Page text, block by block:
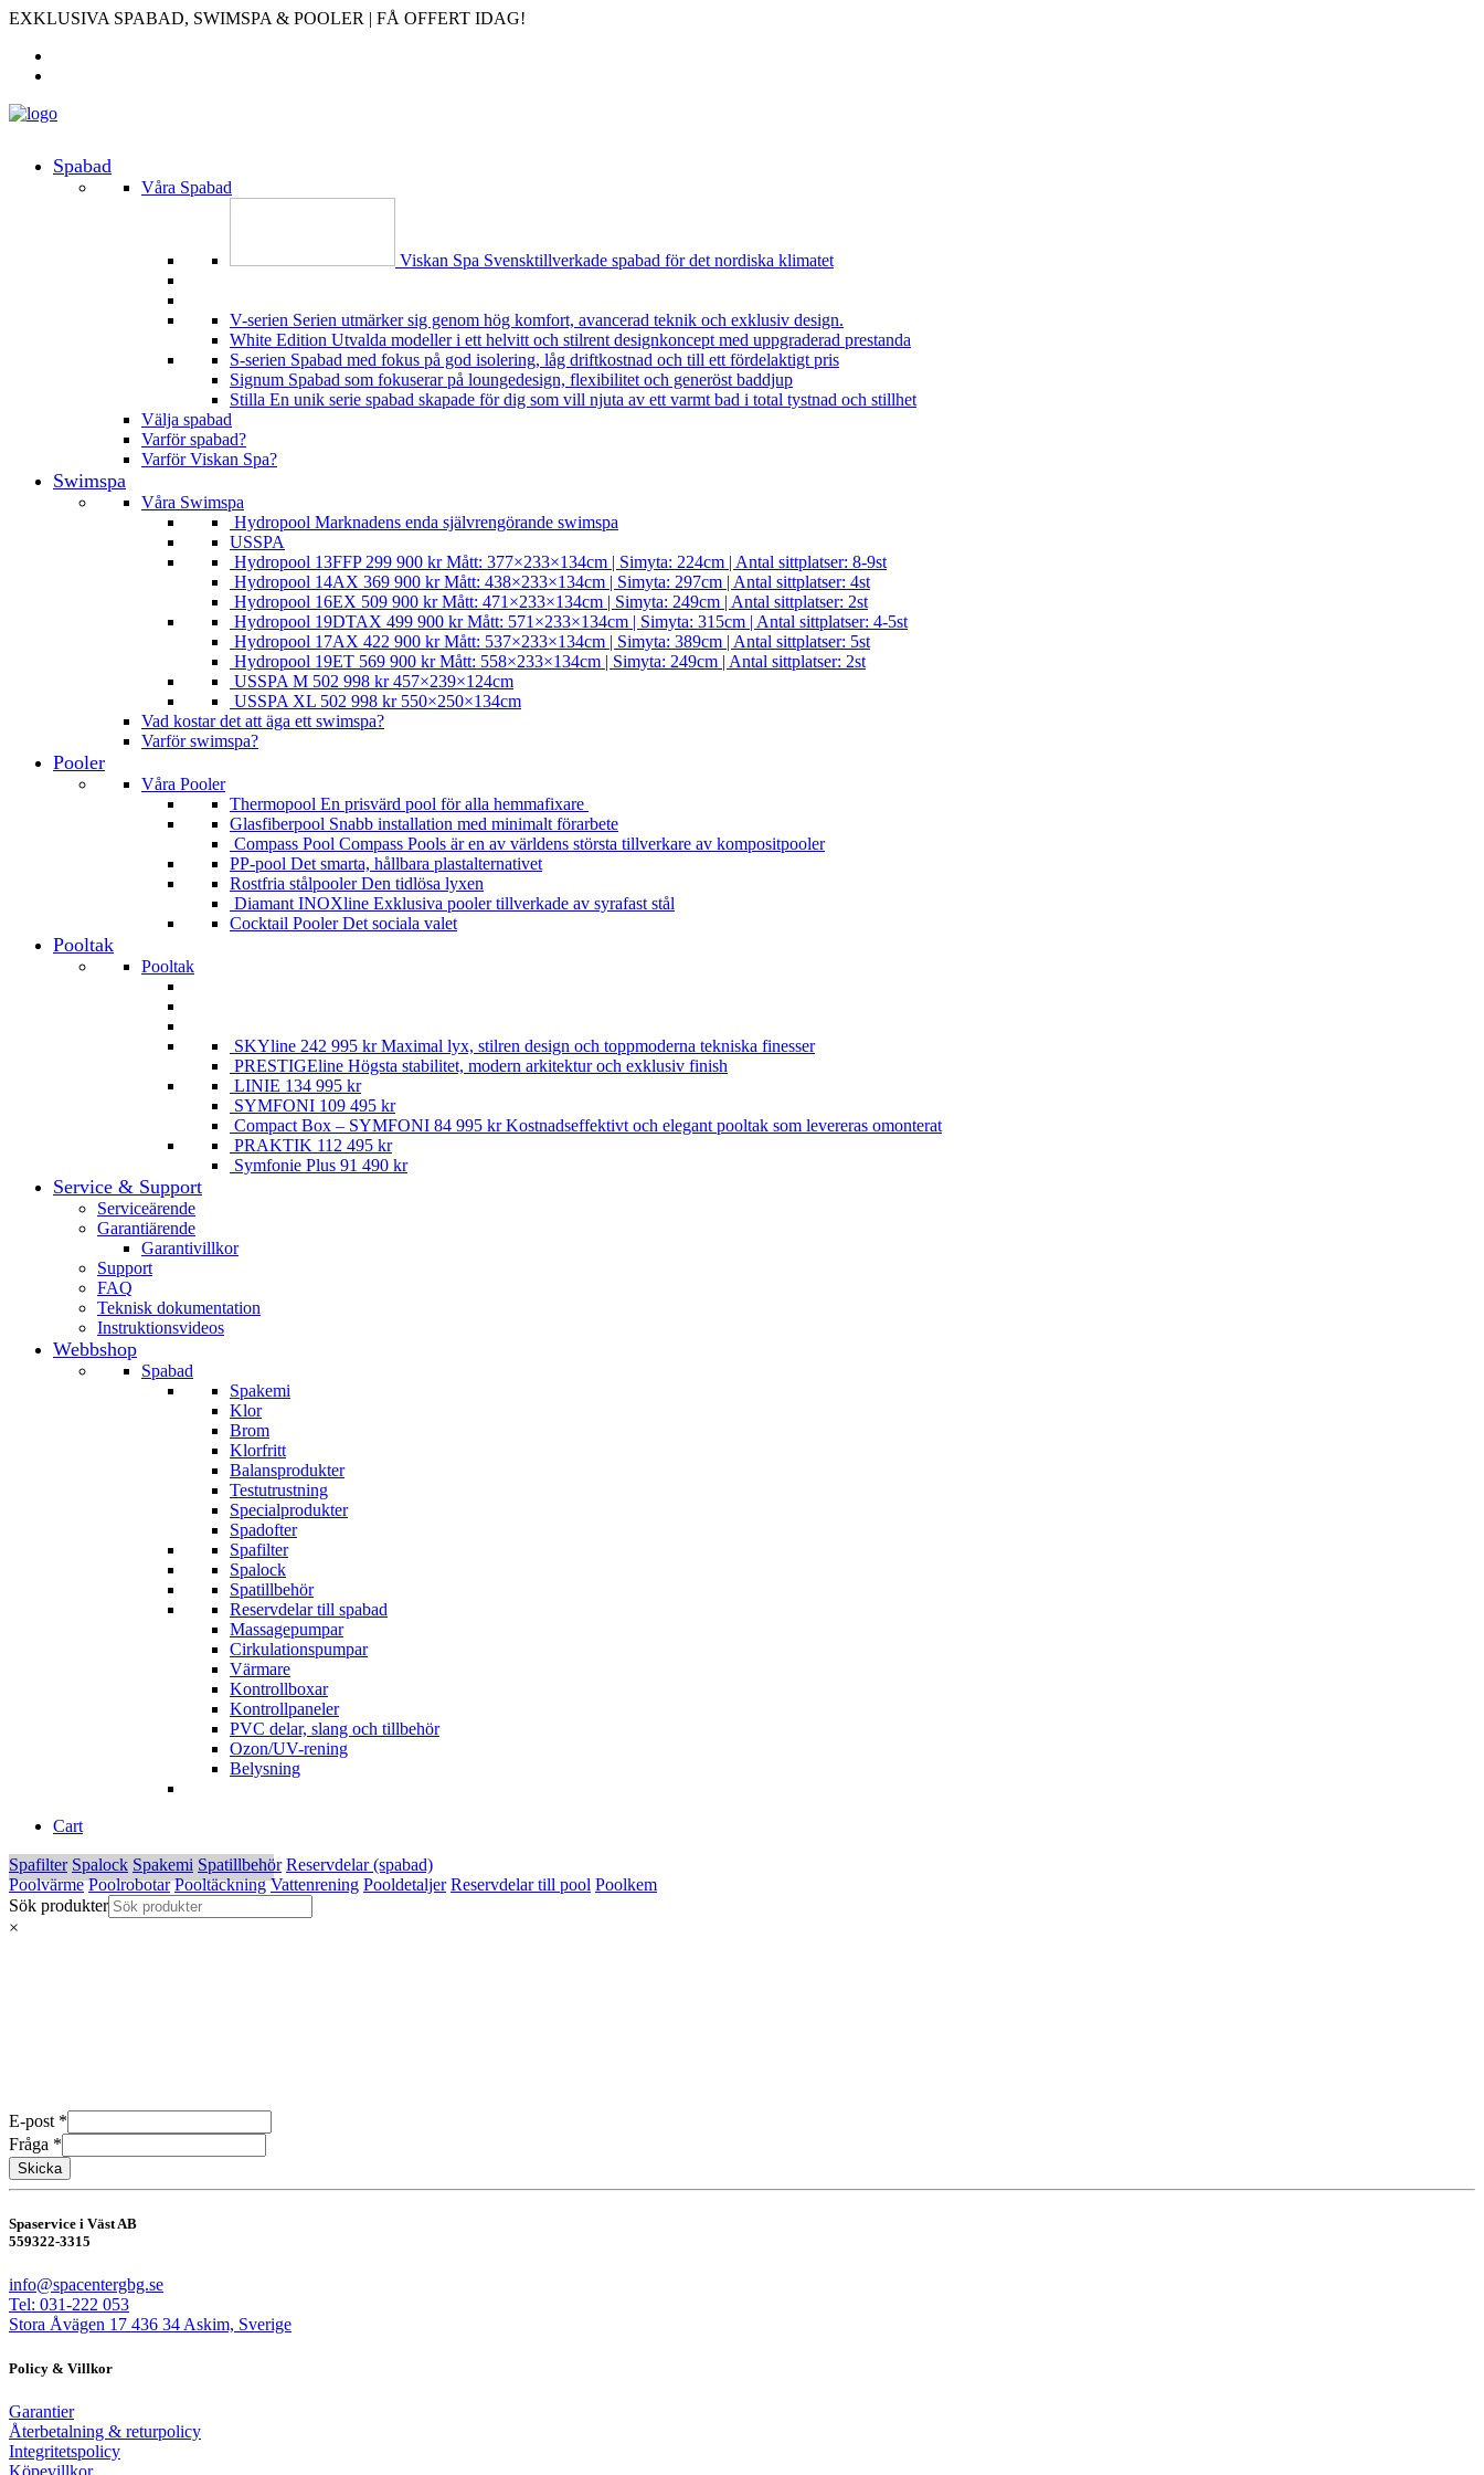
EXKLUSIVA SPABAD, SWIMSPA & POOLER | FÅ OFFERT IDAG!
Spabad
Våra Spabad
Viskan Spa Svensktillverkade spabad för det nordiska klimatet
V-serien Serien utmärker sig genom hög komfort, avancerad teknik och exklusiv design.
White Edition Utvalda modeller i ett helvitt och stilrent designkoncept med uppgraderad prestanda
S-serien Spabad med fokus på god isolering, låg driftkostnad och till ett fördelaktigt pris
Signum Spabad som fokuserar på loungedesign, flexibilitet och generöst baddjup
Stilla En unik serie spabad skapade för dig som vill njuta av ett varmt bad i total tystnad och stillhet
Välja spabad
Varför spabad?
Varför Viskan Spa?
Swimspa
Våra Swimspa
Hydropool Marknadens enda självrengörande swimspa
USSPA
Hydropool 13FFP 299 900 kr Mått: 377×233×134cm | Simyta: 224cm | Antal sittplatser: 8-9st
Hydropool 14AX 369 900 kr Mått: 438×233×134cm | Simyta: 297cm | Antal sittplatser: 4st
Hydropool 16EX 509 900 kr Mått: 471×233×134cm | Simyta: 249cm | Antal sittplatser: 2st
Hydropool 19DTAX 499 900 kr Mått: 571×233×134cm | Simyta: 315cm | Antal sittplatser: 4-5st
Hydropool 17AX 422 900 kr Mått: 537×233×134cm | Simyta: 389cm | Antal sittplatser: 5st
Hydropool 19ET 569 900 kr Mått: 558×233×134cm | Simyta: 249cm | Antal sittplatser: 2st
USSPA M 502 998 kr 457×239×124cm
USSPA XL 502 998 kr 550×250×134cm
Vad kostar det att äga ett swimspa?
Varför swimspa?
Pooler
Våra Pooler
Thermopool En prisvärd pool för alla hemmafixare
Glasfiberpool Snabb installation med minimalt förarbete
Compass Pool Compass Pools är en av världens största tillverkare av kompositpooler
PP-pool Det smarta, hållbara plastalternativet
Rostfria stålpooler Den tidlösa lyxen
Diamant INOXline Exklusiva pooler tillverkade av syrafast stål
Cocktail Pooler Det sociala valet
Pooltak
Pooltak
SKYline 242 995 kr Maximal lyx, stilren design och toppmoderna tekniska finesser
PRESTIGEline Högsta stabilitet, modern arkitektur och exklusiv finish
LINIE 134 995 kr
SYMFONI 109 495 kr
Compact Box – SYMFONI 84 995 kr Kostnadseffektivt och elegant pooltak som levereras omonterat
PRAKTIK 112 495 kr
Symfonie Plus 91 490 kr
Service & Support
Serviceärende
Garantiärende
Garantivillkor
Support
FAQ
Teknisk dokumentation
Instruktionsvideos
Webbshop
Spabad
Spakemi
Klor
Brom
Klorfritt
Balansprodukter
Testutrustning
Specialprodukter
Spadofter
Spafilter
Spalock
Spatillbehör
Reservdelar till spabad
Massagepumpar
Cirkulationspumpar
Värmare
Kontrollboxar
Kontrollpaneler
PVC delar, slang och tillbehör
Ozon/UV-rening
Belysning
Cart
Spafilter Spalock Spakemi Spatillbehör Reservdelar (spabad)
Poolvärme Poolrobotar Pooltäckning Vattenrening Pooldetaljer Reservdelar till pool Poolkem
Sök produkter
×
E-
post
Fråga
E-post *
Fråga *
Skicka
Spaservice i Väst AB
559322-3315
info@spacentergbg.se
Tel: 031-222 053
Stora Åvägen 17 436 34 Askim, Sverige
Policy & Villkor
Garantier
Återbetalning & returpolicy
Integritetspolicy
Köpevillkor